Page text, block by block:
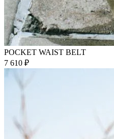
POCKET WAIST BELT
7 610 ₽